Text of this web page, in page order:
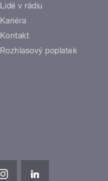
Lidé v rádiu
Kariéra
Kontakt
Rozhlasový poplatek